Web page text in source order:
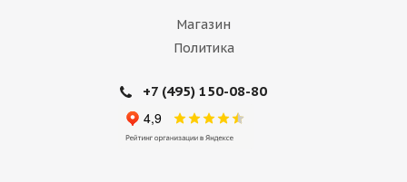
Магазин
Политика
+7 (495) 150-08-80